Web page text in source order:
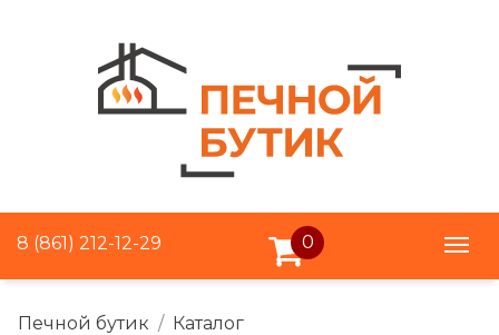
8 (861) 212-12-29 0
Печной бутик
Каталог